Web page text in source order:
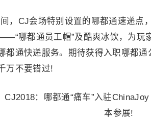
CJ会场特别设置的哪都通速递点，
哪都通员工帽”及酷爽冰饮，为玩
都通快递服务。期待获得入职哪都
万不要错过!